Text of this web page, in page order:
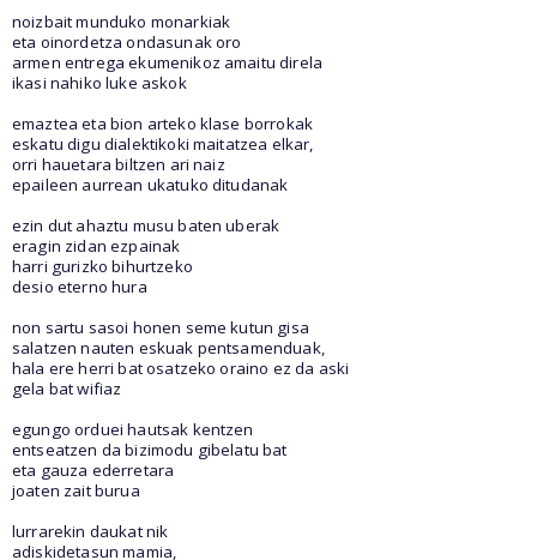
noizbait munduko monarkiak
eta oinordetza ondasunak oro
armen entrega ekumenikoz amaitu direla
ikasi nahiko luke askok
emaztea eta bion arteko klase borrokak
eskatu digu dialektikoki maitatzea elkar,
orri hauetara biltzen ari naiz
epaileen aurrean ukatuko ditudanak
ezin dut ahaztu musu baten uberak
eragin zidan ezpainak
harri gurizko bihurtzeko
desio eterno hura
non sartu sasoi honen seme kutun gisa
salatzen nauten eskuak pentsamenduak,
hala ere herri bat osatzeko oraino ez da aski
gela bat wifiaz
egungo orduei hautsak kentzen
entseatzen da bizimodu gibelatu bat
eta gauza ederretara
joaten zait burua
lurrarekin daukat nik
adiskidetasun mamia,